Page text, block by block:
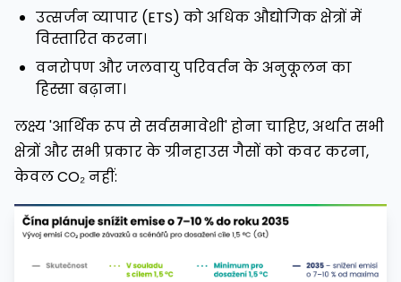
उत्सर्जन व्यापार (ETS) को अधिक औद्योगिक क्षेत्रों में
विस्तारित करना।
वनरोपण और जलवायु परिवर्तन के अनुकूलन का
हिस्सा बढ़ाना।
लक्ष्य 'आर्थिक रूप से सर्वसमावेशी' होना चाहिए, अर्थात सभी
क्षेत्रों और सभी प्रकार के ग्रीनहाउस गैसों को कवर करना,
केवल CO₂ नहीं: